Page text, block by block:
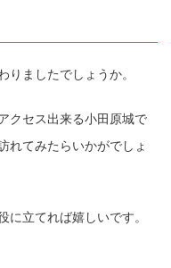
りましたでしょうか。
クセス出来る小田原城で
れてみたらいかがでしょ
に立てれば嬉しいです。